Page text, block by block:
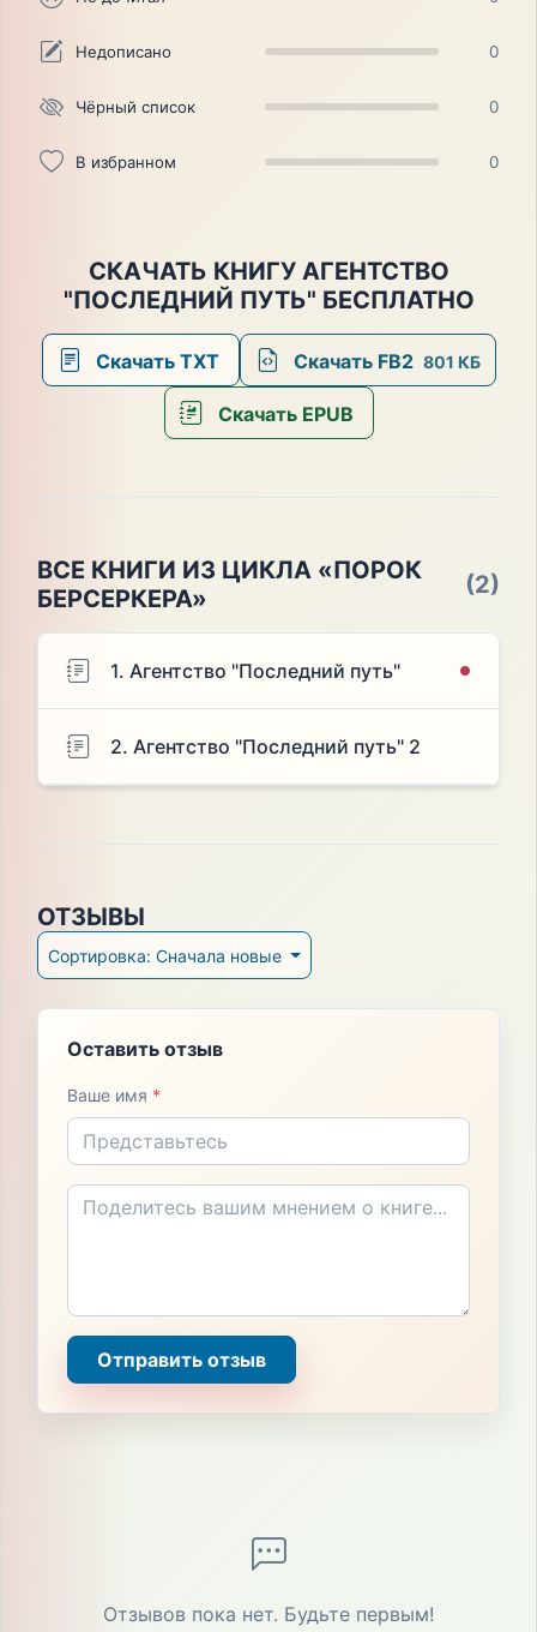
Недописано 0
Чёрный список 0
В избранном 0
СКАЧАТЬ КНИГУ АГЕНТСТВО
"ПОСЛЕДНИЙ ПУТЬ" БЕСПЛАТНО
Скачать TXT Скачать FB2 801 КБ
Скачать EPUB
ВСЕ КНИГИ ИЗ ЦИКЛА «ПОРОК
БЕРСЕРКЕРА»
(2)
1. Агентство "Последний путь"
2. Агентство "Последний путь" 2
ОТЗЫВЫ
Сортировка: Сначала новые
Оставить отзыв
Ваше имя *
Отправить отзыв
Отзывов пока нет. Будьте первым!